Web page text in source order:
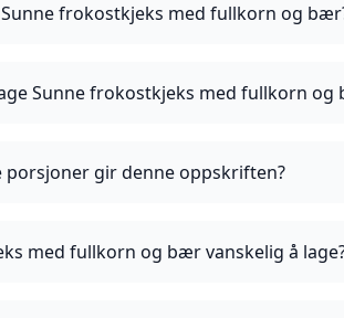
frokostkjeks med fullkorn og
Sunne frokostkjeks med fullkorn og
porsjoner gir denne oppskriften?
med fullkorn og bær vanskelig å